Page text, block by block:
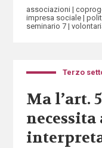
associazioni
impresa sociale
seminario 7
Terzo
Ma l’art.